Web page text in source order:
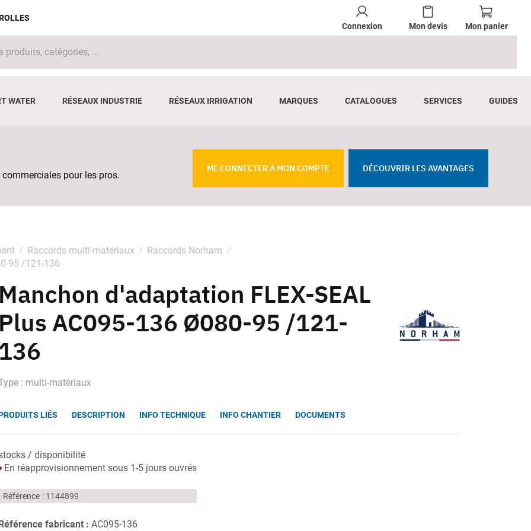
Connexion Mon devis Mon panier
WATER RÉSEAUX INDUSTRIE RÉSEAUX IRRIGATION MARQUES CATALOGUES SERVICES GUIDES
pour les pros.
ME CONNECTER À MON COMPTE DÉCOUVRIR LES AVANTAGES
Raccords multi-matériaux
Raccords Norham
95 /121-136
Manchon d'adaptation FLEX-SEAL
Plus AC095-136 Ø080-95 /121-
136
: multi-matériaux
LIÉS DESCRIPTION INFO TECHNIQUE INFO CHANTIER DOCUMENTS
/ disponibilité
En réapprovisionnement sous 1-5 jours ouvrés
Référence 1144899
fabricant : AC095-136